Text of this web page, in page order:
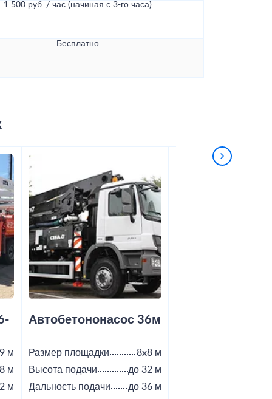
1 500 руб. / час (начиная с 3-го часа)
Бесплатно
м
м
м
Автобетононасос 36м
Размер площадки
8x8 м
Высота подачи
до 32 м
Дальность подачи
до 36 м